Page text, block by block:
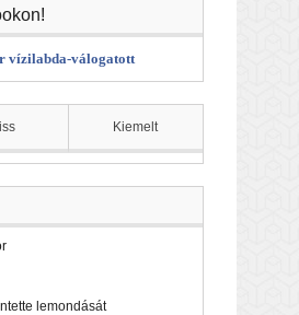
vízilabda-válogatott
Kiemelt
lemondását